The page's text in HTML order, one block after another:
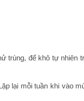
trùng, để khô tự nhiên
lại mỗi tuần khi vào